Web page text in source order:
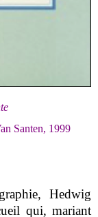
Santen, 1999
Hedwig
qui, mariant